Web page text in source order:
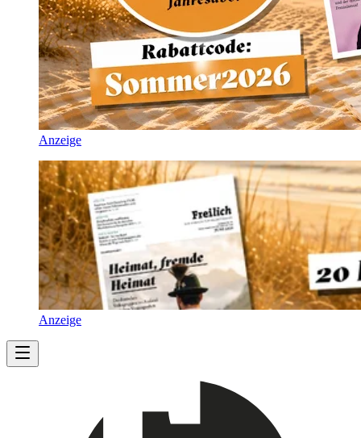
Anzeige
Anzeige